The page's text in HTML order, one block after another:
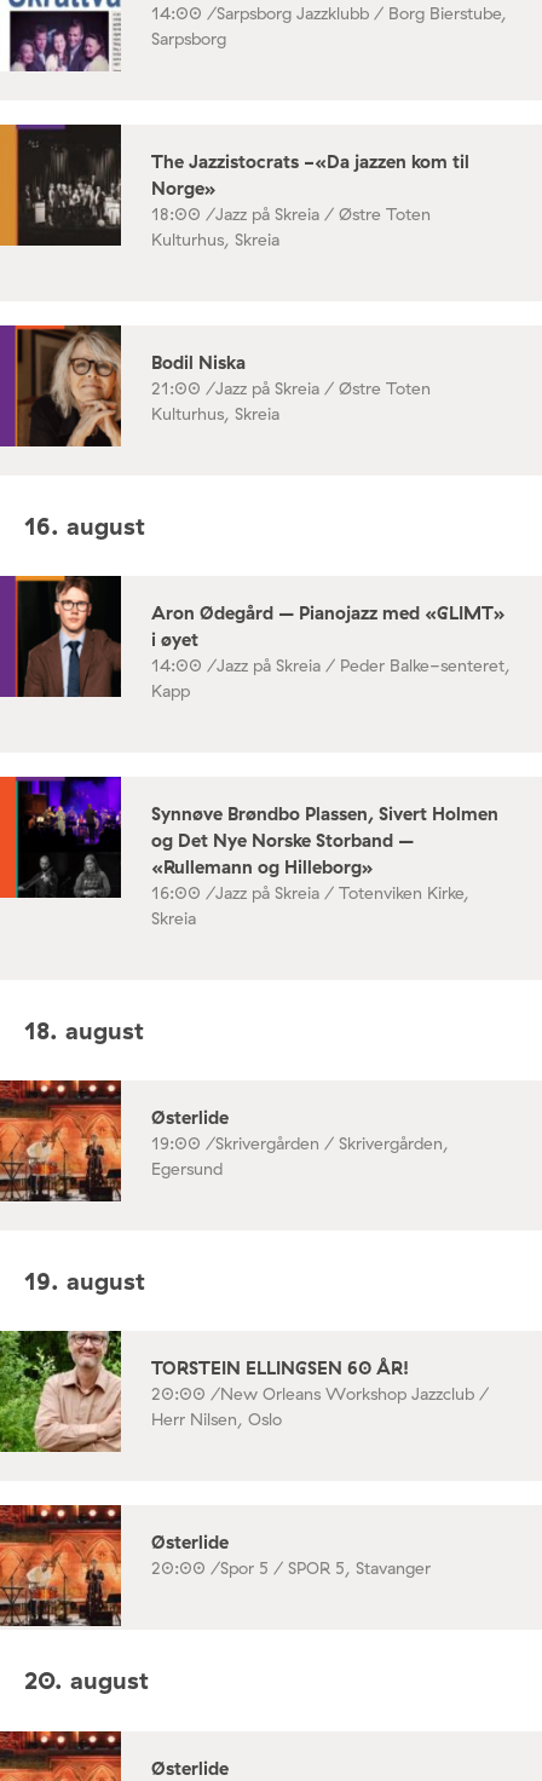
14:00 /Sarpsborg Jazzklubb / Borg Bierstube,
Sarpsborg
The Jazzistocrats -«Da jazzen kom til
Norge»
18:00 /Jazz på Skreia / Østre Toten
Kulturhus, Skreia
Bodil Niska
21:00 /Jazz på Skreia / Østre Toten
Kulturhus, Skreia
16. august
Aron Ødegård – Pianojazz med «GLIMT»
i øyet
14:00 /Jazz på Skreia / Peder Balke-senteret,
Kapp
Synnøve Brøndbo Plassen, Sivert Holmen
og Det Nye Norske Storband –
«Rullemann og Hilleborg»
16:00 /Jazz på Skreia / Totenviken Kirke,
Skreia
18. august
Østerlide
19:00 /Skrivergården / Skrivergården,
Egersund
19. august
TORSTEIN ELLINGSEN 60 ÅR!
20:00 /New Orleans Workshop Jazzclub /
Herr Nilsen, Oslo
Østerlide
20:00 /Spor 5 / SPOR 5, Stavanger
20. august
Østerlide